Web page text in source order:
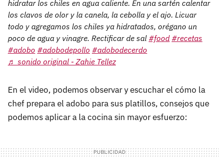
hidratar los chiles en agua caliente. En una sartén calentar
los clavos de olor y la canela, la cebolla y el ajo. Licuar
todo y agregamos los chiles ya hidratados, orégano un
poco de agua y vinagre. Rectificar de sal #food #recetas
#adobo #adobodepollo #adobodecerdo
♬ sonido original - Zahie Tellez
En el video, podemos observar y escuchar el cómo la
chef prepara el adobo para sus platillos, consejos que
podemos aplicar a la cocina sin mayor esfuerzo: